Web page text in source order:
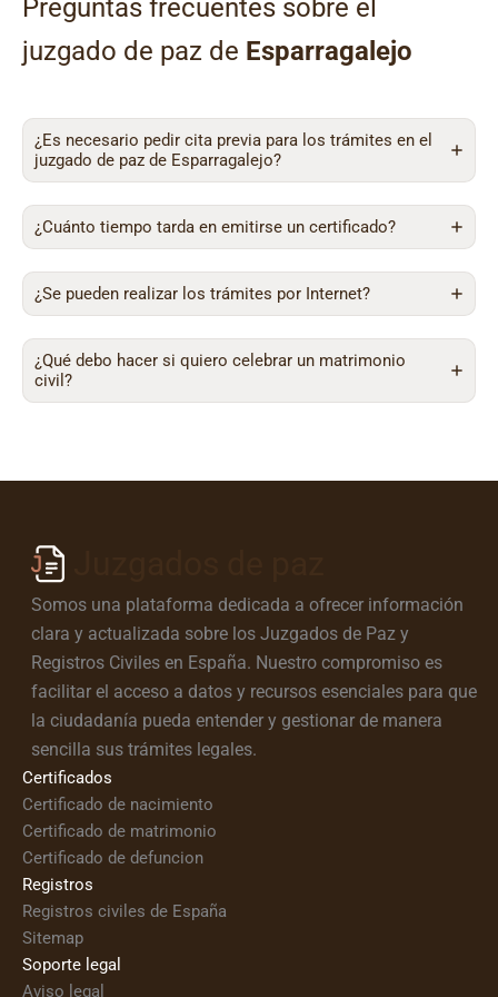
Preguntas frecuentes sobre el
juzgado de paz de Esparragalejo
¿Es necesario pedir cita previa para los trámites en el
juzgado de paz de Esparragalejo?
¿Cuánto tiempo tarda en emitirse un certificado?
¿Se pueden realizar los trámites por Internet?
¿Qué debo hacer si quiero celebrar un matrimonio
civil?
Somos una plataforma dedicada a ofrecer información
clara y actualizada sobre los Juzgados de Paz y
Registros Civiles en España. Nuestro compromiso es
facilitar el acceso a datos y recursos esenciales para que
la ciudadanía pueda entender y gestionar de manera
sencilla sus trámites legales.
Certificados
Certificado de nacimiento
Certificado de matrimonio
Certificado de defuncion
Registros
Registros civiles de España
Sitemap
Soporte legal
Aviso legal